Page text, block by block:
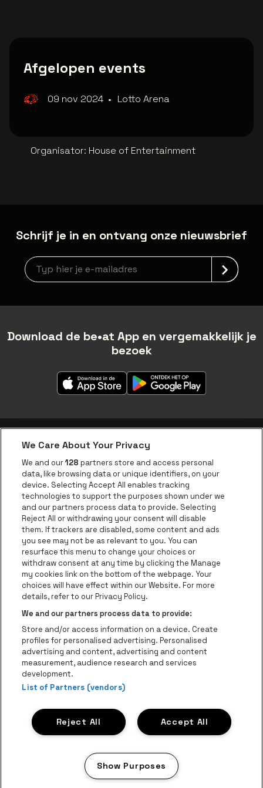
Afgelopen events
09 nov 2024 • Lotto Arena
Organisator: House of Entertainment
Schrijf je in en ontvang onze nieuwsbrief
Nieuwsbrief aanmelding
Download de be•at App en vergemakkelijk je
bezoek
be•at app
be•at Corporate
be•at Business
Groepen
Helpcenter
Contact
Instagram
Facebook
Threads
TiktokYoutube
Be•at Tickets is een deel vanbe•at
be•at Tickets
Schijnpoortweg 119, 2170 Antwerpen
Be-At Venues
Schijnpoortweg 119, 2170 Antwerpen
BTW (BE) 0461.051.688 - RPR Antwerpen
BNP Paribas Fortis - IBAN: BE93 2200 4925 0067 - BIC:
GEBABEBB
ProclaimerCookiesManage my cookiesPrivacy
We Care About Your Privacy
We and our128 partners store and access personal
data, like browsing data or unique identifiers, on your
device. Selecting Accept All enables tracking
technologies to support the purposes shown under we
and our partners process data to provide. Selecting
Reject All or withdrawing your consent will disable
them. If trackers are disabled, some content and ads
you see may not be as relevant to you. You can
resurface this menu to change your choices or
withdraw consent at any time by clicking the Manage
my cookies link on the bottom of the webpage. Your
choices will have effect within our Website. For more
details, refer to our Privacy Policy.
We and our partners process data to provide:
Store and/or access information on a device. Create
profiles for personalised advertising. Personalised
advertising and content, advertising and content
measurement, audience research and services
development.
List of Partners (vendors)
Accept All
Reject All
Show Purposes